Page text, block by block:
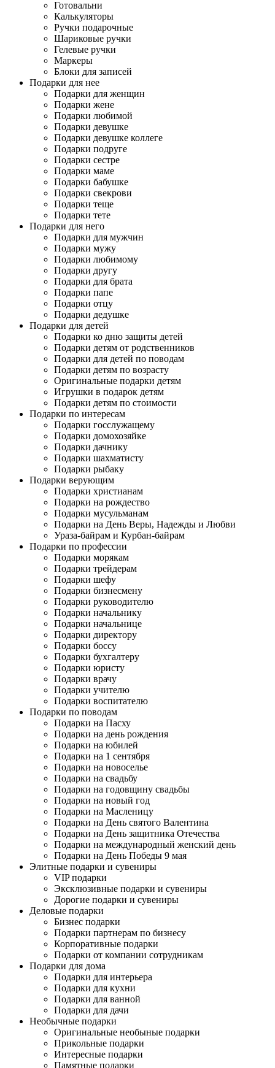
Готовальни
Калькуляторы
Ручки подарочные
Шариковые ручки
Гелевые ручки
Маркеры
Блоки для записей
Подарки для нее
Подарки для женщин
Подарки жене
Подарки любимой
Подарки девушке
Подарки девушке коллеге
Подарки подруге
Подарки сестре
Подарки маме
Подарки бабушке
Подарки свекрови
Подарки теще
Подарки тете
Подарки для него
Подарки для мужчин
Подарки мужу
Подарки любимому
Подарки другу
Подарки для брата
Подарки папе
Подарки отцу
Подарки дедушке
Подарки для детей
Подарки ко дню защиты детей
Подарки детям от родственников
Подарки для детей по поводам
Подарки детям по возрасту
Оригинальные подарки детям
Игрушки в подарок детям
Подарки детям по стоимости
Подарки по интересам
Подарки госслужащему
Подарки домохозяйке
Подарки дачнику
Подарки шахматисту
Подарки рыбаку
Подарки верующим
Подарки христианам
Подарки на рождество
Подарки мусульманам
Подарки на День Веры, Надежды и Любви
Ураза-байрам и Курбан-байрам
Подарки по профессии
Подарки морякам
Подарки трейдерам
Подарки шефу
Подарки бизнесмену
Подарки руководителю
Подарки начальнику
Подарки начальнице
Подарки директору
Подарки боссу
Подарки бухгалтеру
Подарки юристу
Подарки врачу
Подарки учителю
Подарки воспитателю
Подарки по поводам
Подарки на Пасху
Подарки на день рождения
Подарки на юбилей
Подарки на 1 сентября
Подарки на новоселье
Подарки на свадьбу
Подарки на годовщину свадьбы
Подарки на новый год
Подарки на Масленицу
Подарки на День святого Валентина
Подарки на День защитника Отечества
Подарки на международный женский день
Подарки на День Победы 9 мая
Элитные подарки и сувениры
VIP подарки
Эксклюзивные подарки и сувениры
Дорогие подарки и сувениры
Деловые подарки
Бизнес подарки
Подарки партнерам по бизнесу
Корпоративные подарки
Подарки от компании сотрудникам
Подарки для дома
Подарки для интерьера
Подарки для кухни
Подарки для ванной
Подарки для дачи
Необычные подарки
Оригинальные необыные подарки
Прикольные подарки
Интересные подарки
Памятные подарки